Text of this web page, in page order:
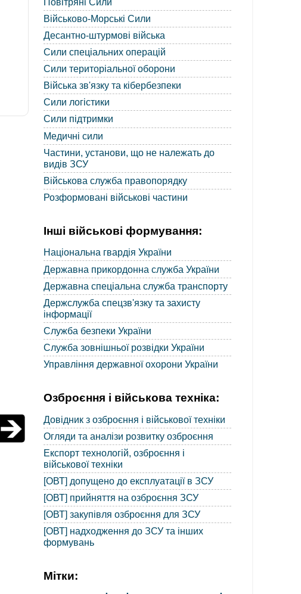
Військово-Морські Сили
Десантно-штурмові війська
Сили спеціальних операцій
Сили територіальної оборони
Війська зв'язку та кібербезпеки
Сили логістики
Сили підтримки
Медичні сили
Частини, установи, що не належать до
видів ЗСУ
Військова служба правопорядку
Розформовані військові частини
Інші військові формування:
Національна гвардія України
Державна прикордонна служба України
Державна спеціальна служба транспорту
Держслужба спецзв'язку та захисту
інформації
Служба безпеки України
Служба зовнішньої розвідки України
Управління державної охорони України
Озброєння і військова техніка:
Довідник з озброєння і військової техніки
Огляди та аналізи розвитку озброєння
Експорт технологій, озброєння і
військової техніки
[ОВТ] допущено до експлуатації в ЗСУ
[ОВТ] прийняття на озброєння ЗСУ
[ОВТ] закупівля озброєння для ЗСУ
[ОВТ] надходження до ЗСУ та інших
формувань
Мітки: